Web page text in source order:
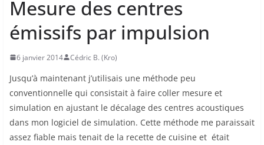
Mesure des centres
émissifs par impulsion
6 janvier 2014 Cédric B. (Kro)
Jusqu’à maintenant j’utilisais une méthode peu
conventionnelle qui consistait à faire coller mesure et
simulation en ajustant le décalage des centres acoustiques
dans mon logiciel de simulation. Cette méthode me paraissait
assez fiable mais tenait de la recette de cuisine et était